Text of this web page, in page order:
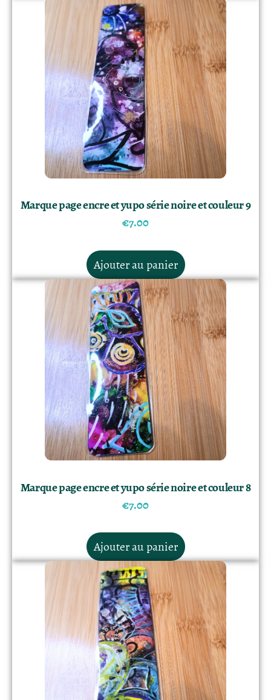
Marque page encre et yupo série noire et couleur 9
€7.00
Ajouter au panier
Marque page encre et yupo série noire et couleur 8
€7.00
Ajouter au panier